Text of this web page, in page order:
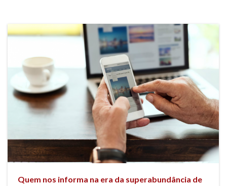
Quem nos informa na era da superabundância de